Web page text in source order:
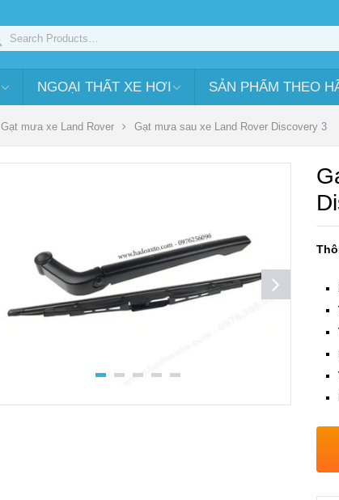
NGOẠI THẤT XE HƠI SẢN PHẨM THEO
Gạt mưa xe Land Rover Gạt mưa sau xe Land Rover Discovery 3